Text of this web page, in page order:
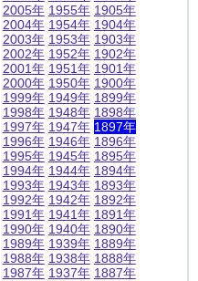
2005年
2004年
2003年
2002年
2001年
2000年
1999年
1998年
1997年
1996年
1995年
1994年
1993年
1992年
1991年
1990年
1989年
1988年
1987年
1955年
1954年
1953年
1952年
1951年
1950年
1949年
1948年
1947年
1946年
1945年
1944年
1943年
1942年
1941年
1940年
1939年
1938年
1937年
1905年
1904年
1903年
1902年
1901年
1900年
1899年
1898年
1897年
1896年
1895年
1894年
1893年
1892年
1891年
1890年
1889年
1888年
1887年